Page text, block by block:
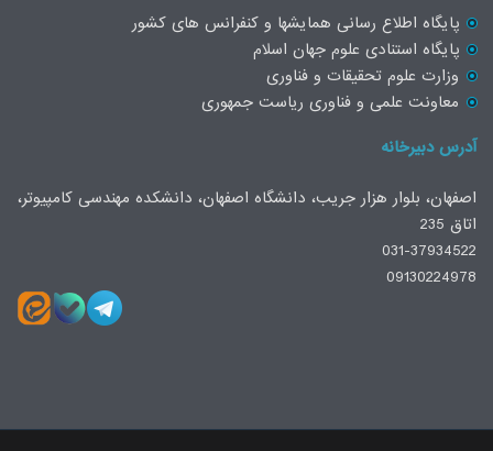
پایگاه اطلاع رسانی همایشها و کنفرانس های کشور
پایگاه استنادی علوم جهان اسلام
وزارت علوم تحقیقات و فناوری
معاونت علمی و فناوری ریاست جمهوری
آدرس دبیرخانه
اصفهان، بلوار هزار جریب، دانشگاه اصفهان، دانشکده مهندسی کامپیوتر،
اتاق 235
031-37934522
09130224978